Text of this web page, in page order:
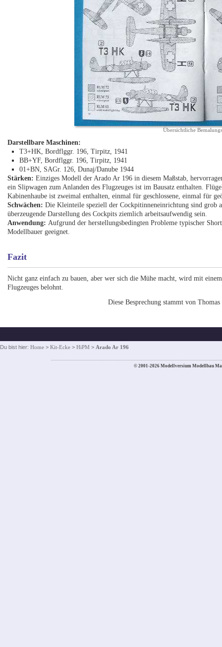
Übersichtliche
Darstellbare Maschinen:
T3+HK, Bordflggr. 196, Tirpitz, 1941
BB+YF, Bordflggr. 196, Tirpitz, 1941
01+BN, SAGr. 126, Dunaj/Danube 1944
Stärken:Einziges Modell der Arado Ar 196 in diesem Maßstab,
ein Slipwagen zum Anlanden des Flugzeuges ist im Bausatz enthalten.
Kabinenhaube ist zweimal enthalten, einmal für geschlossene, einmal für
Schwächen:Die Kleinteile speziell der Cockpitinneneinrichtung sind grob
überzeugende Darstellung des Cockpits ziemlich arbeitsaufwendig sein.
Anwendung: Aufgrund der herstellungsbedingten Probleme typischer
Modellbauer geeignet.
Fazit
Nicht ganz einfach zu bauen, aber wer sich die Mühe macht, wird mit
Flugzeuges belohnt.
Diese Besprechung stammt von
Du bist hier: Home > Kit-Ecke > HiPM > Arado Ar 196
© 2001-2026 Modellversium Modellbau